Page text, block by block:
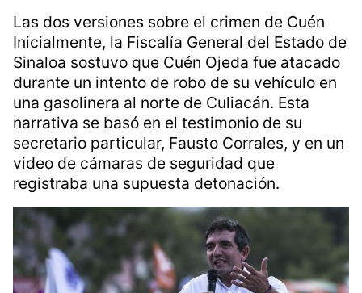
Las dos versiones sobre el crimen de Cuén
Inicialmente, la Fiscalía General del Estado de
Sinaloa sostuvo que Cuén Ojeda fue atacado
durante un intento de robo de su vehículo en
una gasolinera al norte de Culiacán. Esta
narrativa se basó en el testimonio de su
secretario particular, Fausto Corrales, y en un
video de cámaras de seguridad que
registraba una supuesta detonación.